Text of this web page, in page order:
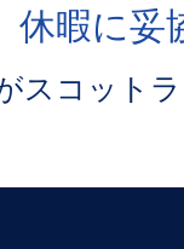
休暇に妥
スコット